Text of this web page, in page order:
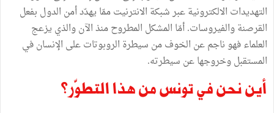
التهديدات الالكترونية عبر شبكة الانترنيت ممّا يهدّد أمن الدول بفعل
القرصنة والفيروسات. أمّا المشكل المطروح منذ الآن والذي يزعج
العلماء فهو ناجم عن الخوف من سيطرة الروبوتات على الإنسان في
المستقبل وخروجها عن سيطرته.
أين نحن في تونس من هذا التطوّر؟